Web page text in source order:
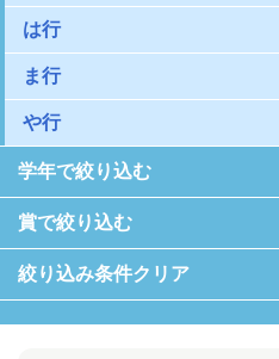
は行
ま行
や行
学年で絞り込む
賞で絞り込む
絞り込み条件クリア